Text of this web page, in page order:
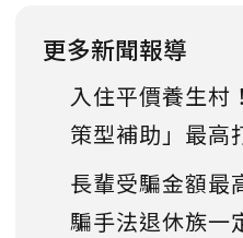
更多新聞報導
入住平價養生村
策型補助」最高
長輩受騙金額最
騙手法退休族一